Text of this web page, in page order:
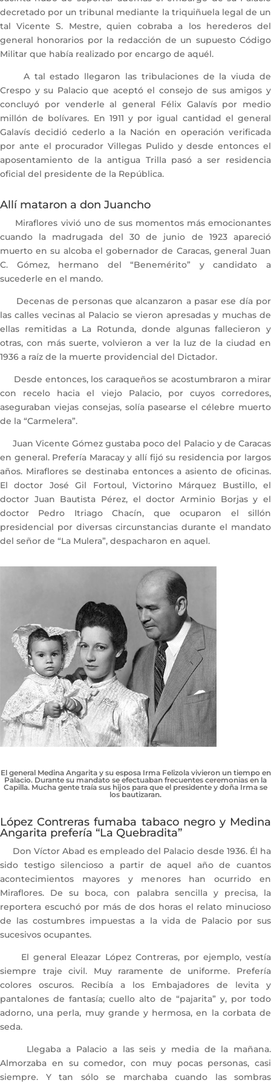
decretado por un tribunal mediante la triquiñuela legal de un
tal Vicente S. Mestre, quien cobraba a los herederos del
general honorarios por la redacción de un supuesto Código
Militar que había realizado por encargo de aquél.
A tal estado llegaron las tribulaciones de la viuda de
Crespo y su Palacio que aceptó el consejo de sus amigos y
concluyó por venderle al general Félix Galavís por medio
millón de bolívares. En 1911 y por igual cantidad el general
Galavís decidió cederlo a la Nación en operación verificada
por ante el procurador Villegas Pulido y desde entonces el
aposentamiento de la antigua Trilla pasó a ser residencia
oficial del presidente de la República.
Allí mataron a don Juancho
Miraflores vivió uno de sus momentos más emocionantes
cuando la madrugada del 30 de junio de 1923 apareció
muerto en su alcoba el gobernador de Caracas, general Juan
C. Gómez, hermano del “Benemérito” y candidato a
sucederle en el mando.
Decenas de personas que alcanzaron a pasar ese día por
las calles vecinas al Palacio se vieron apresadas y muchas de
ellas remitidas a La Rotunda, donde algunas fallecieron y
otras, con más suerte, volvieron a ver la luz de la ciudad en
1936 a raíz de la muerte providencial del Dictador.
Desde entonces, los caraqueños se acostumbraron a mirar
con recelo hacia el viejo Palacio, por cuyos corredores,
aseguraban viejas consejas, solía pasearse el célebre muerto
de la “Carmelera”.
Juan Vicente Gómez gustaba poco del Palacio y de Caracas
en general. Prefería Maracay y allí fijó su residencia por largos
años. Miraflores se destinaba entonces a asiento de oficinas.
El doctor José Gil Fortoul, Victorino Márquez Bustillo, el
doctor Juan Bautista Pérez, el doctor Arminio Borjas y el
doctor Pedro Itriago Chacín, que ocuparon el sillón
presidencial por diversas circunstancias durante el mandato
del señor de “La Mulera”, despacharon en aquel.
El general Medina Angarita y su esposa Irma Felizola vivieron un tiempo en
Palacio. Durante su mandato se efectuaban frecuentes ceremonias en la
Capilla. Mucha gente traía sus hijos para que el presidente y doña Irma se
los bautizaran.
López Contreras fumaba tabaco negro y Medina
Angarita prefería “La Quebradita”
Don Víctor Abad es empleado del Palacio desde 1936. Él ha
sido testigo silencioso a partir de aquel año de cuantos
acontecimientos mayores y menores han ocurrido en
Miraflores. De su boca, con palabra sencilla y precisa, la
reportera escuchó por más de dos horas el relato minucioso
de las costumbres impuestas a la vida de Palacio por sus
sucesivos ocupantes.
El general Eleazar López Contreras, por ejemplo, vestía
siempre traje civil. Muy raramente de uniforme. Prefería
colores oscuros. Recibía a los Embajadores de levita y
pantalones de fantasía; cuello alto de “pajarita” y, por todo
adorno, una perla, muy grande y hermosa, en la corbata de
seda.
Llegaba a Palacio a las seis y media de la mañana.
Almorzaba en su comedor, con muy pocas personas, casi
siempre. Y tan sólo se marchaba cuando las sombras